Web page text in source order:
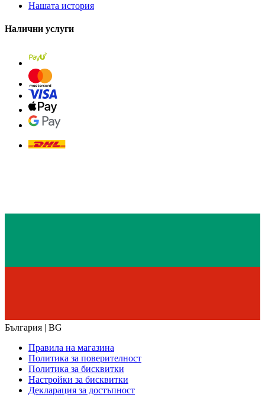
Нашата история
Налични услуги
България | BG
Правила на магазина
Политика за поверителност
Политика за бисквитки
Настройки за бисквитки
Декларация за достъпност